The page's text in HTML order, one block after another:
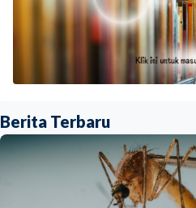
Berita Terbaru